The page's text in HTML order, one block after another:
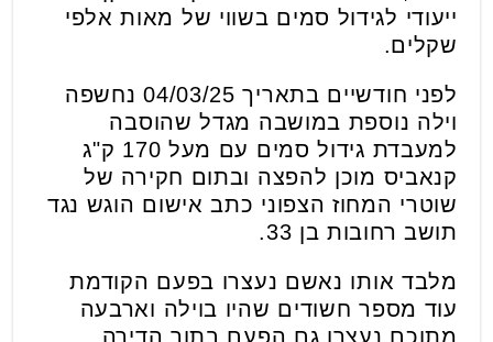
ייעודי לגידול סמים בשווי של מאות אלפי
שקלים.
לפני חודשיים בתאריך 04/03/25 נחשפה
וילה נוספת במושבה מגדל שהוסבה
למעבדת גידול סמים עם מעל 170 ק"ג
קנאביס מוכן להפצה ובתום חקירה של
שוטרי המחוז הצפוני כתב אישום הוגש נגד
תושב רחובות בן 33.
מלבד אותו נאשם נעצרו בפעם הקודמת
עוד מספר חשודים שהיו בוילה וארבעה
מתוכם נעצרו גם הפעם בתוך הדירה